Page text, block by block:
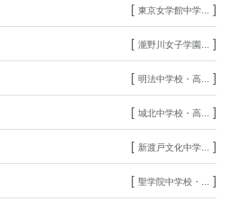
[ 東京女学館中学... ]
[ 瀧野川女子学園... ]
[ 明法中学校・高... ]
[ 城北中学校・高... ]
[ 新渡戸文化中学... ]
[ 聖学院中学校・... ]